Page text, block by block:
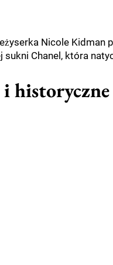
Nicole Kidman
Chanel, która
historyczne